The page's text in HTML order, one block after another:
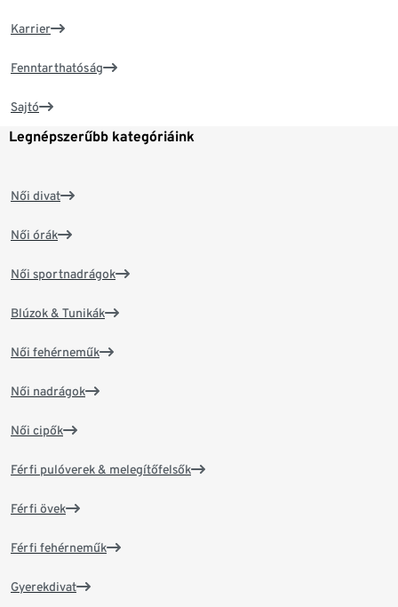
Karrier
Fenntarthatóság
Sajtó
Legnépszerűbb kategóriáink
Női divat
Női órák
Női sportnadrágok
Blúzok & Tunikák
Női fehérneműk
Női nadrágok
Női cipők
Férfi pulóverek & melegítőfelsők
Férfi övek
Férfi fehérneműk
Gyerekdivat